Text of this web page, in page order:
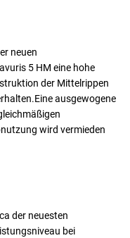
neuen
5 HM eine hohe
der Mittelrippen
ausgewogene
wird vermieden
der neuesten
bei